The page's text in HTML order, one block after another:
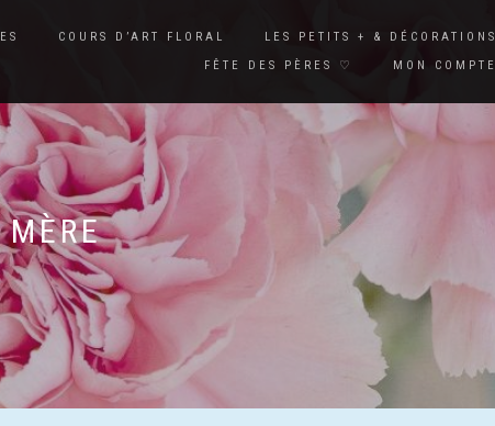
COURS D’ART FLORAL
LES PETITS + & DÉCORATIONS
FÊTE DES PÈRES ♡
MON COMPTE